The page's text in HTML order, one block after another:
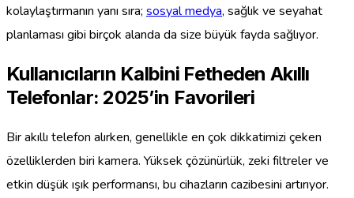
kolaylaştırmanın yanı sıra; sosyal medya, sağlık ve seyahat
planlaması gibi birçok alanda da size büyük fayda sağlıyor.
Kullanıcıların Kalbini Fetheden Akıllı
Telefonlar: 2025’in Favorileri
Bir akıllı telefon alırken, genellikle en çok dikkatimizi çeken
özelliklerden biri kamera. Yüksek çözünürlük, zeki filtreler ve
etkin düşük ışık performansı, bu cihazların cazibesini artırıyor.